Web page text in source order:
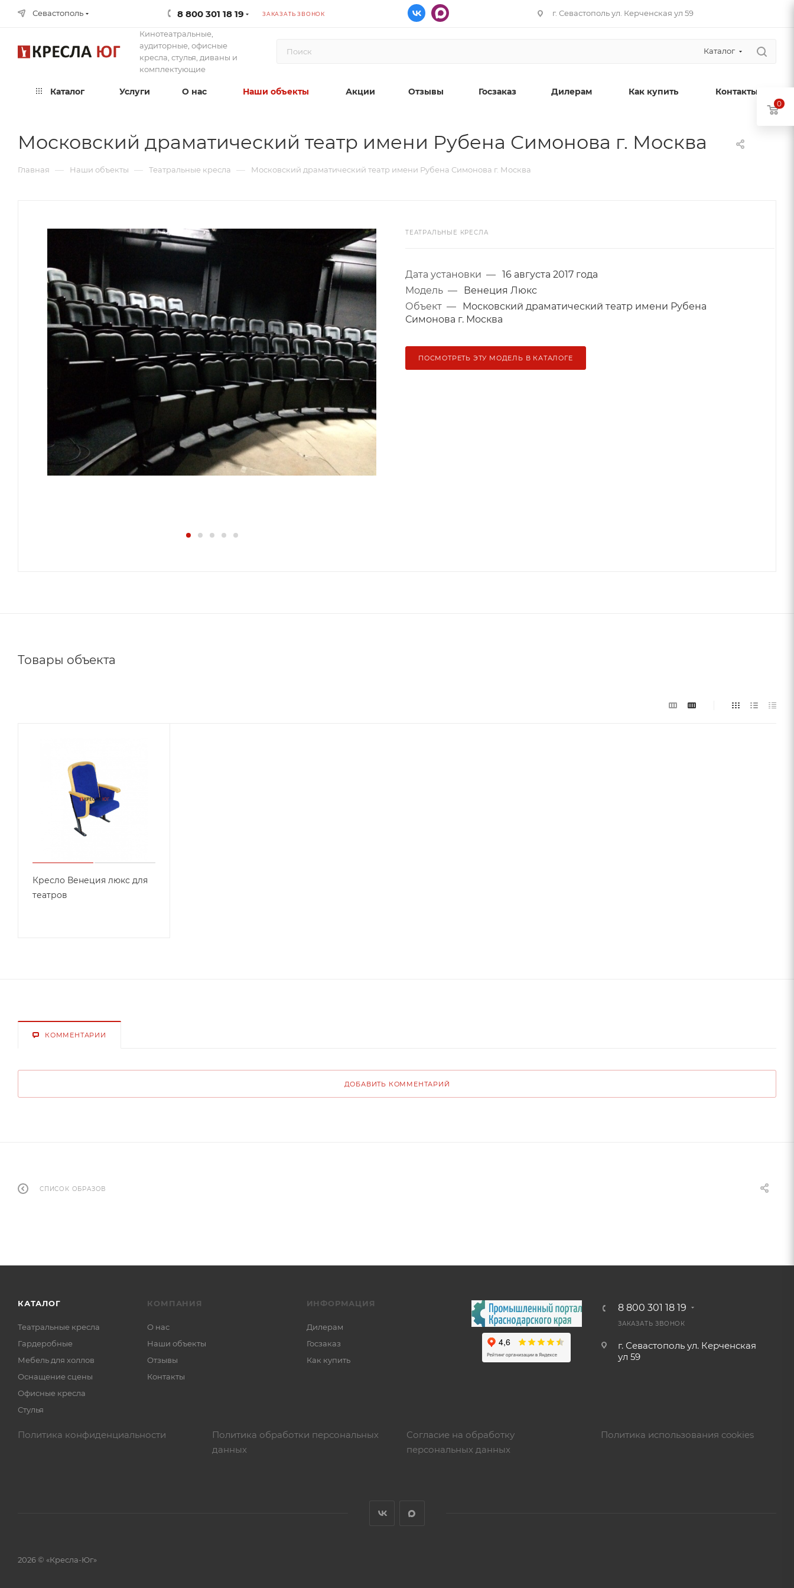
Севастополь 8 800 301 18 19 ЗАКАЗАТЬ ЗВОНОК г. Севастополь ул. Керченская ул 59
Кинотеатральные,
аудиторные, офисные
кресла, стулья, диваны и
комплектующие
Каталог
Каталог Услуги О нас Наши объекты Акции Отзывы Госзаказ Дилерам Как купить Контакты
Московский драматический театр имени Рубена Симонова г. Москва
Главная — Наши объекты — Театральные кресла — Московский драматический театр имени Рубена Симонова г. Москва
ТЕАТРАЛЬНЫЕ КРЕСЛА
Дата установки — 16 августа 2017 года
Модель —
Венеция Люкс
Объект —
Московский драматический театр имени Рубена
Симонова г. Москва
ПОСМОТРЕТЬ ЭТУ МОДЕЛЬ В КАТАЛОГЕ
Товары объекта
Кресло Венеция люкс для
театров
КОММЕНТАРИИ
ДОБАВИТЬ КОММЕНТАРИЙ
СПИСОК ОБРАЗОВ
КАТАЛОГ
Театральные кресла
Гардеробные
Мебель для холлов
Оснащение сцены
Офисные кресла
Стулья
КОМПАНИЯ
О нас
Наши объекты
Отзывы
Контакты
ИНФОРМАЦИЯ
Дилерам
Госзаказ
Как купить
8 800 301 18 19
ЗАКАЗАТЬ ЗВОНОК
г. Севастополь ул. Керченская
ул 59
Политика конфиденциальности
Политика обработки персональных
данных
Согласие на обработку
персональных данных
Политика использования cookies
2026 © «Кресла-Юг»
0